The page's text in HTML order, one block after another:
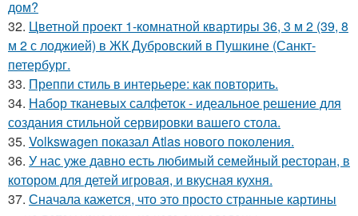
дом?
32. Цветной проект 1-комнатной квартиры 36, 3 м 2 (39, 8
м 2 с лоджией) в ЖК Дубровский в Пушкине (Санкт-
петербург.
33. Преппи стиль в интерьере: как повторить.
34. Набор тканевых салфеток - идеальное решение для
создания стильной сервировки вашего стола.
35. Volkswagen показал Atlas нового поколения.
36. У нас уже давно есть любимый семейный ресторан, в
котором для детей игровая, и вкусная кухня.
37. Сначала кажется, что это просто странные картины